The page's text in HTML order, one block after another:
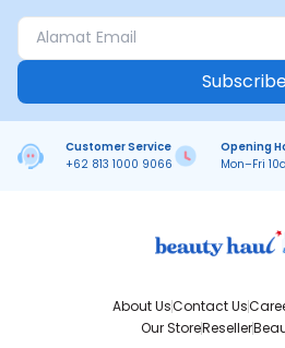
Customer Service
+62 813 1000 9066
Opening
Mon–Fri
About UsContact Us
Our StoreReseller